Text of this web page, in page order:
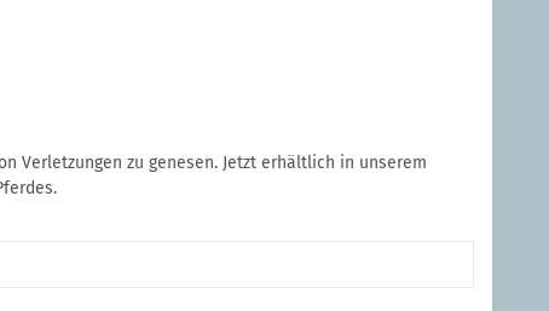
Verletzungen zu genesen. Jetzt erhältlich in unserem